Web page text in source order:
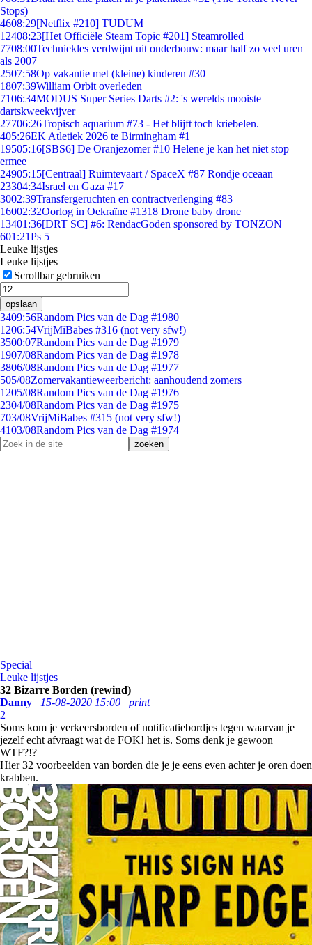
Stops)
4608:29[Netflix #210] TUDUM
12408:23[Het Officiële Steam Topic #201] Steamrolled
7708:00Techniekles verdwijnt uit onderbouw: maar half zo veel uren
als 2007
2507:58Op vakantie met (kleine) kinderen #30
1807:39William Orbit overleden
7106:34MODUS Super Series Darts #2: 's werelds mooiste
dartskweekvijver
27706:26Tropisch aquarium #73 - Het blijft toch kriebelen.
405:26EK Atletiek 2026 te Birmingham #1
19505:16[SBS6] De Oranjezomer #10 Helene je kan het niet stop
ermee
24905:15[Centraal] Ruimtevaart / SpaceX #87 Rondje oceaan
23304:34Israel en Gaza #17
3002:39Transfergeruchten en contractverlenging #83
16002:32Oorlog in Oekraïne #1318 Drone baby drone
13401:36[DRT SC] #6: RendacGoden sponsored by TONZON
601:21Ps 5
Leuke lijstjes
Leuke lijstjes
Scrollbar gebruiken
opslaan
3409:56Random Pics van de Dag #1980
1206:54VrijMiBabes #316 (not very sfw!)
3500:07Random Pics van de Dag #1979
1907/08Random Pics van de Dag #1978
3806/08Random Pics van de Dag #1977
505/08Zomervakantieweerbericht: aanhoudend zomers
1205/08Random Pics van de Dag #1976
2304/08Random Pics van de Dag #1975
703/08VrijMiBabes #315 (not very sfw!)
4103/08Random Pics van de Dag #1974
Special
Leuke lijstjes
32 Bizarre Borden (rewind)
Danny
15-08-2020 15:00
print
2
Soms kom je verkeersborden of notificatiebordjes tegen waarvan je
jezelf echt afvraagt wat de FOK! het is. Soms denk je gewoon
WTF?!?
Hier 32 voorbeelden van borden die je je eens even achter je oren doen
krabben.